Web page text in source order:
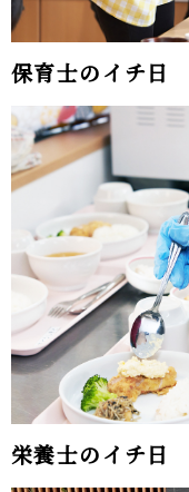
保育士のイチ日
栄養士のイチ日